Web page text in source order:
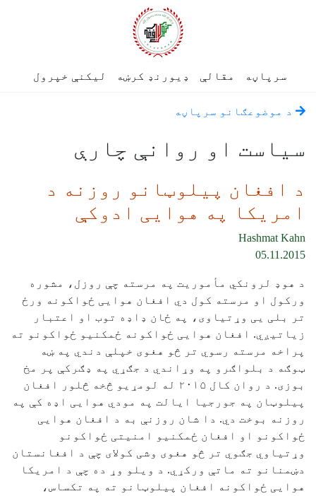
سرپاڼه مقالې ډیورنډ کرښه لیکنې خپرول
د موضوعګانو سرپاڼه
سياست او روانې چارې
د افغان پیلوټانو روزنه د
امریکا په هوایی ادوکې
Hashmat Kahn
05.11.2015
د هوډ لرونکي مأموریت په مرسته چې روزل، مشوره
ورکول او مرسته کول دي افغان هوایی ځواکونه ورځ
تر بلی یی وړتیاوی، په ځان ډاډه توب او اعتبار
زیاتیږي. افغان هوایی ځواکونه ځمکنیو ځواکونو ته
پراخه مرسته رسوي تر څو هغوی خپلې دندي په ښه
ټوګه د بلواګرو په وړاندي د جګړي په ډګرکې پر مخ
بوزی. د روان کال ۲۰۱۵ له لومړیو څخه څلور افغان
پیلوټان په جورجیا ایالت په مودي هوایی اډه کې په
روزنه بوخت دي. دا شان روزنې به د افغان هوایی
ځواکونو او افغان ځمکنیو امنیتی ځواکونو
وړتیاوي جګوي تر څو هغوی وشی کولای چې د افغانستان
دښمنانو ته ماتې ورکړي. د ویلو وړ ده چې د امریکا
هوایی ځواکونه افغان پیلوټانو ته په تکساس،